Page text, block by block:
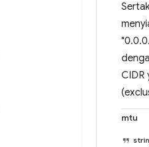
CIDR
mtu